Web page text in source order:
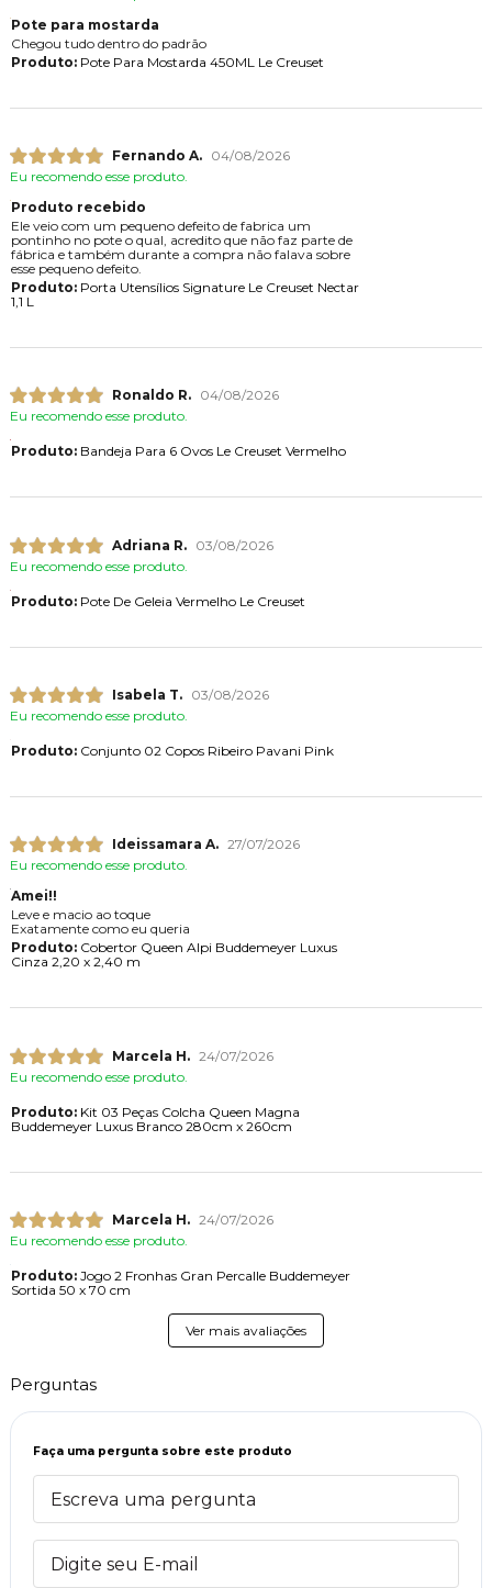
Pote para mostarda
Chegou tudo dentro do padrão
Produto:Pote Para Mostarda 450ML Le Creuset
Fernando A.
04/08/2026
Eu recomendo esse produto.
Produto recebido
Ele veio com um pequeno defeito de fabrica um
pontinho no pote o qual, acredito que não faz parte de
fábrica e também durante a compra não falava sobre
esse pequeno defeito.
Produto:Porta Utensílios Signature Le Creuset Nectar
1,1 L
Ronaldo R.
04/08/2026
Eu recomendo esse produto.
Produto:Bandeja Para 6 Ovos Le Creuset Vermelho
Adriana R.
03/08/2026
Eu recomendo esse produto.
Produto:Pote De Geleia Vermelho Le Creuset
Isabela T.
03/08/2026
Eu recomendo esse produto.
Produto:Conjunto 02 Copos Ribeiro Pavani Pink
Ideissamara A. 27/07/2026
Eu recomendo esse produto.
Amei!!
Leve e macio ao toque
Exatamente como eu queria
Produto:Cobertor Queen Alpi Buddemeyer Luxus
Cinza 2,20 x 2,40 m
Marcela H. 24/07/2026
Eu recomendo esse produto.
Produto:Kit 03 Peças Colcha Queen Magna
Buddemeyer Luxus Branco 280cm x 260cm
Marcela H. 24/07/2026
Eu recomendo esse produto.
Produto:Jogo 2 Fronhas Gran Percalle Buddemeyer
Sortida 50 x 70 cm
Ver mais avaliações
Perguntas
Faça uma pergunta sobre este produto